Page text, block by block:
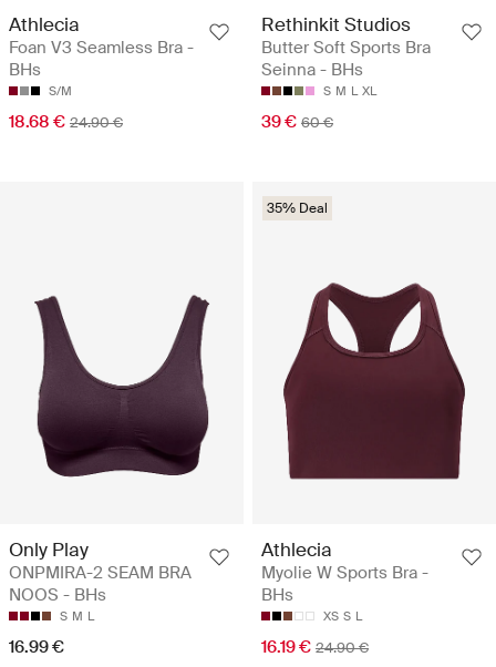
Athlecia
Foan V3 Seamless Bra -
BHs
S/M
18.68 € 24.90 €
Rethinkit Studios
Butter Soft Sports Bra
Seinna - BHs
S M L XL
39 € 60 €
Only Play
ONPMIRA-2 SEAM BRA
NOOS - BHs
S M L
16.99 €
35% Deal
Athlecia
Myolie W Sports Bra -
BHs
XS S L
16.19 € 24.90 €